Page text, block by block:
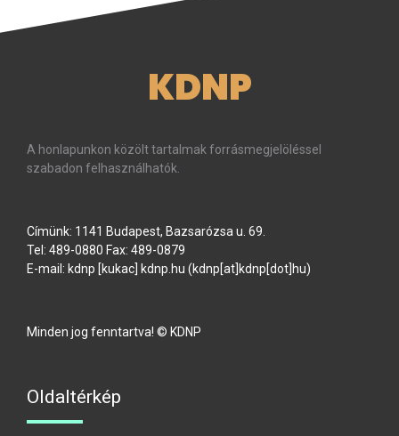
KDNP
A honlapunkon közölt tartalmak forrásmegjelöléssel
szabadon felhasználhatók.
Címünk: 1141 Budapest, Bazsarózsa u. 69.
Tel: 489-0880 Fax: 489-0879
E-mail: kdnp [kukac] kdnp hu (kdnp[at]kdnp[dot]hu)
Minden jog fenntartva! © KDNP
Oldaltérkép